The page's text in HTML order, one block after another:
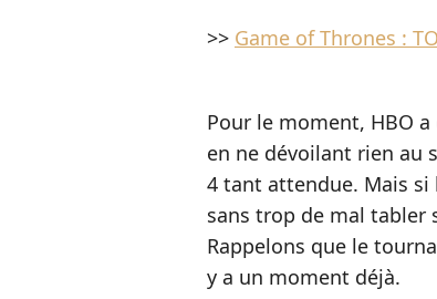
>> Game of Thrones :
Pour le moment, HBO
en ne dévoilant rien au
4 tant attendue. Mais si
sans trop de mal tabler
Rappelons que le
y a un moment déjà.